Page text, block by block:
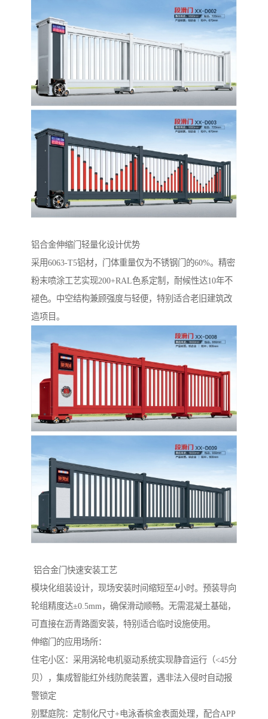
铝合金伸缩门轻量化设计优势‌
采用6063-T5铝材，门体重量仅为不锈钢门的60%。精密
粉末喷涂工艺实现200+RAL色系定制，耐候性达10年不
褪色。中空结构兼顾强度与轻便，特别适合老旧建筑改
造项目。
‌ 铝合金门快速安装工艺‌
模块化组装设计，现场安装时间缩短至4小时。预装导向
轮组精度达±0.5mm，确保滑动顺畅。无需混凝土基础，
可直接在沥青路面安装，特别适合临时设施使用。
伸缩门的应用场所：
住宅小区‌：采用涡轮电机驱动系统实现静音运行（<45分
贝），集成智能红外线防爬装置，遇非法入侵时自动报
警锁定
‌别墅庭院‌：定制化尺寸+电泳香槟金表面处理，配合APP